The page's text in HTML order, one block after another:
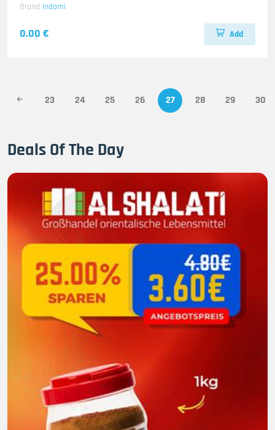
Brand Indomi
0.00 € Add
23 24 25 26 27 28 29 30
Deals Of The Day